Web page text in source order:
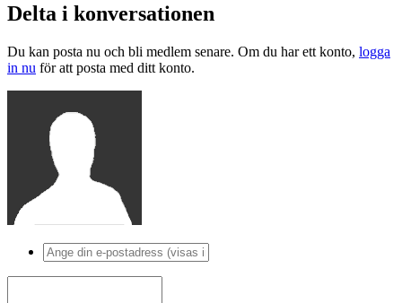
Delta i konversationen
Du kan posta nu och bli medlem senare. Om du har ett konto, logga
in nu för att posta med ditt konto.